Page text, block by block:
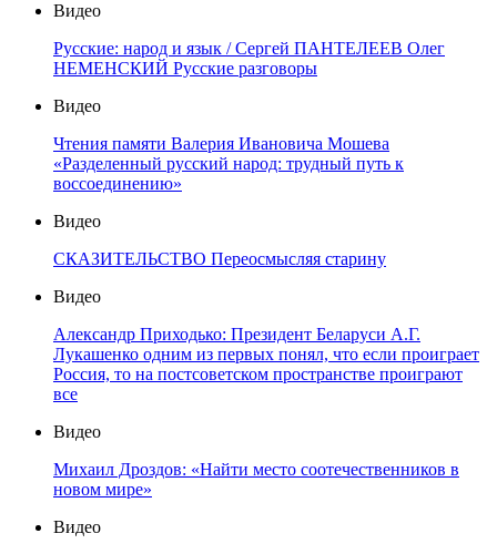
Видео
Русские: народ и язык / Сергей ПАНТЕЛЕЕВ Олег
НЕМЕНСКИЙ Русские разговоры
Видео
Чтения памяти Валерия Ивановича Мошева
«Разделенный русский народ: трудный путь к
воссоединению»
Видео
СКАЗИТЕЛЬСТВО Переосмысляя старину
Видео
Александр Приходько: Президент Беларуси А.Г.
Лукашенко одним из первых понял, что если проиграет
Россия, то на постсоветском пространстве проиграют
все
Видео
Михаил Дроздов: «Найти место соотечественников в
новом мире»
Видео